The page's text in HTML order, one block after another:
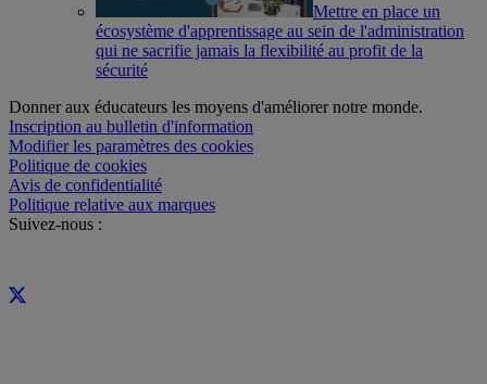
Mettre en place un
écosystème d'apprentissage au sein de l'administration
qui ne sacrifie jamais la flexibilité au profit de la
sécurité
Donner aux éducateurs les moyens d'améliorer notre monde.
Inscription au bulletin d'information
Modifier les paramètres des cookies
Politique de cookies
Avis de confidentialité
Politique relative aux marques
Suivez-nous :